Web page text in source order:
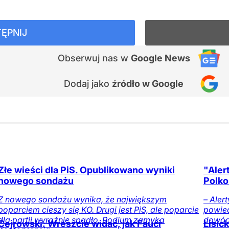
Obserwuj nas w Google News
Dodaj jako źródło w Google
wieści dla PiS. Opublikowano wyniki
sondażu
nowego sondażu wynika, że największym
cieszy się KO. Drugi jest PiS, ale poparcie
partii wyraźnie spadło. Podium zamyka
–
Wreszcie widać, jak Fauci